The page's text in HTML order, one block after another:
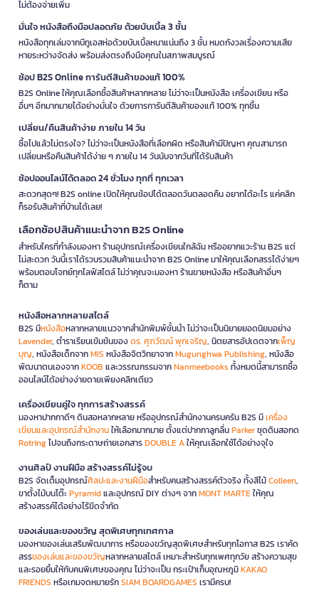
ไม่ต้องจ่ายเพิ่ม
มั่นใจ หนังสือถึงมือปลอดภัย ด้วยบับเบิ้ล 3 ชั้น
หนังสือทุกเล่มจากบีทูเอสห่อด้วยบับเบิ้ลหนาแน่นถึง 3 ชั้น หมดกังวลเรื่องความเสีย
หายระหว่างจัดส่ง พร้อมส่งตรงถึงมือคุณในสภาพสมบูรณ์
ช้อป B2S Online การันตีสินค้าของแท้ 100%
B2S Online ให้คุณเลือกซื้อสินค้าหลากหลาย ไม่ว่าจะเป็นหนังสือ เครื่องเขียน หรือ
อื่นๆ อีกมากมายได้อย่างมั่นใจ ด้วยการการันตีสินค้าของแท้ 100% ทุกชิ้น
เปลี่ยน/คืนสินค้าง่าย ภายใน 14 วัน
ซื้อไปแล้วไม่ตรงใจ? ไม่ว่าจะเป็นหนังสือที่เลือกผิด หรือสินค้ามีปัญหา คุณสามารถ
เปลี่ยนหรือคืนสินค้าได้ง่าย ๆ ภายใน 14 วันนับจากวันที่ได้รับสินค้า
ช้อปออนไลน์ได้ตลอด 24 ชั่วโมง ทุกที่ ทุกเวลา
สะดวกสุดๆ! B2S online เปิดให้คุณช้อปได้ตลอดวันตลอดคืน อยากได้อะไร แค่คลิก
ก็รอรับสินค้าที่บ้านได้เลย!
เลือกช้อปสินค้าแนะนำจาก B2S Online
สำหรับใครที่กำลังมองหา ร้านอุปกรณ์เครื่องเขียนใกล้ฉัน หรืออยากแวะร้าน B2S แต่
ไม่สะดวก วันนี้เราได้รวบรวมสินค้าแนะนำจาก B2S Online มาให้คุณเลือกสรรได้ง่ายๆ
พร้อมตอบโจทย์ทุกไลฟ์สไตล์ ไม่ว่าคุณจะมองหา ร้านขายหนังสือ หรือสินค้าอื่นๆ
ก็ตาม
หนังสือหลากหลายสไตล์
B2S มีหนังสือหลากหลายแนวจากสำนักพิมพ์ชั้นนำ ไม่ว่าจะเป็นนิยายยอดนิยมอย่าง
Lavender, ตำราเรียนเข้มข้นของดร. ศุภวัฒน์ พุกเจริญ, นิตยสารอัปเดตจากเพ็ญ
บุญ, หนังสือเด็กจากMIS หนังสือจิตวิทยาจากMugunghwa Publishing, หนังสือ
พัฒนาตนเองจากKOOB และวรรณกรรมจากNanmeebooks ทั้งหมดนี้สามารถซื้อ
ออนไลน์ได้อย่างง่ายดายเพียงคลิกเดียว
เครื่องเขียนคู่ใจ ทุกการสร้างสรรค์
มองหาปากกาดีๆ ดินสอหลากหลาย หรืออุปกรณ์สำนักงานครบครัน B2S มีเครื่อง
เขียนและอุปกรณ์สำนักงานให้เลือกมากมาย ตั้งแต่ปากกาลูกลื่นParkerชุดดินสอกด
Rotringไปจนถึงกระดาษถ่ายเอกสารDOUBLE Aให้คุณเลือกใช้ได้อย่างจุใจ
งานศิลป์ งานฝีมือ สร้างสรรค์ไม่รู้จบ
B2S จัดเต็มอุปกรณ์ศิลปะและงานฝีมือสำหรับคนสร้างสรรค์ตัวจริง ทั้งสีไม้Colleen,
ขาตั้งไม้บนโต๊ะPyramidและอุปกรณ์ DIY ต่างๆ จากMONT MARTEให้คุณ
สร้างสรรค์ได้อย่างไร้ขีดจำกัด
ของเล่นและของขวัญ สุดพิเศษทุกเทศกาล
มองหาของเล่นเสริมพัฒนาการ หรือของขวัญสุดพิเศษสำหรับทุกโอกาส B2S เราคัด
สรรของเล่นและของขวัญหลากหลายสไตล์ เหมาะสำหรับทุกเพศทุกวัย สร้างความสุข
และรอยยิ้มให้กับคนพิเศษของคุณ ไม่ว่าจะเป็น กระเป๋าเก็บอุณหภูมิKAKAO
FRIENDS หรือเกมจดหมายรักSIAM BOARDGAMES เรามีครบ!